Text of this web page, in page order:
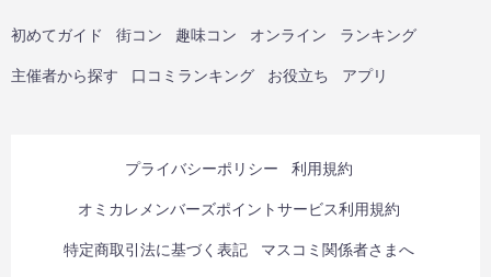
初めてガイド 街コン 趣味コン オンライン ランキング
主催者から探す 口コミランキング お役立ち アプリ
プライバシーポリシー 利用規約
オミカレメンバーズポイントサービス利用規約
特定商取引法に基づく表記 マスコミ関係者さまへ